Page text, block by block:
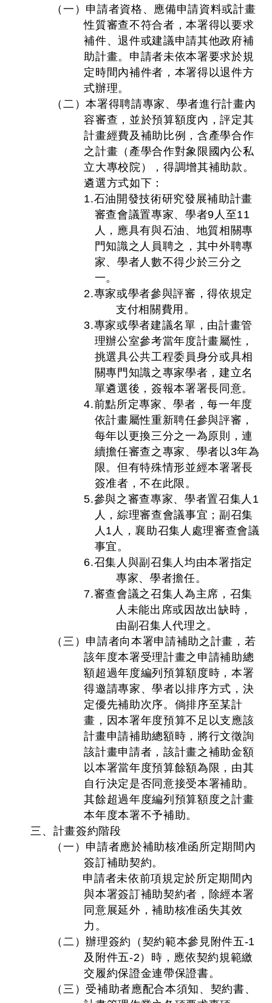
（一）申請者資格、應備申請資料或計畫
性質審查不符合者，本署得以要求
補件、退件或建議申請其他政府補
助計畫。申請者未依本署要求於規
定時間內補件者，本署得以退件方
式辦理。
（二）本署得聘請專家、學者進行計畫內
容審查，並於預算額度內，評定其
計畫經費及補助比例，含產學合作
之計畫（產學合作對象限國內公私
立大專校院），得調增其補助款。
遴選方式如下：
1.石油開發技術研究發展補助計畫
審查會議置專家、學者9人至11
人，應具有與石油、地質相關專
門知識之人員聘之，其中外聘專
家、學者人數不得少於三分之
一。
2.專家或學者參與評審，得依規定
支付相關費用。
3.專家或學者建議名單，由計畫管
理辦公室參考當年度計畫屬性，
挑選具公共工程委員身分或具相
關專門知識之專家學者，建立名
單遴選後，簽報本署署長同意。
4.前點所定專家、學者，每一年度
依計畫屬性重新聘任參與評審，
每年以更換三分之一為原則，連
續擔任審查之專家、學者以3年為
限。但有特殊情形並經本署署長
簽准者，不在此限。
5.參與之審查專家、學者置召集人1
人，綜理審查會議事宜；副召集
人1人，襄助召集人處理審查會議
事宜。
6.召集人與副召集人均由本署指定
專家、學者擔任。
7.審查會議之召集人為主席，召集
人未能出席或因故出缺時，
由副召集人代理之。
（三）申請者向本署申請補助之計畫，若
該年度本署受理計畫之申請補助總
額超過年度編列預算額度時，本署
得邀請專家、學者以排序方式，決
定優先補助次序。倘排序至某計
畫，因本署年度預算不足以支應該
計畫申請補助總額時，將行文徵詢
該計畫申請者，該計畫之補助金額
以本署當年度預算餘額為限，由其
自行決定是否同意接受本署補助。
其餘超過年度編列預算額度之計畫
本年度本署不予補助。
三、計畫簽約階段
（一）申請者應於補助核准函所定期間內
簽訂補助契約。
申請者未依前項規定於所定期間內
與本署簽訂補助契約者，除經本署
同意展延外，補助核准函失其效
力。
（二）辦理簽約（契約範本參見附件五-1
及附件五-2）時，應依契約規範繳
交履約保證金連帶保證書。
（三）受補助者應配合本須知、契約書、